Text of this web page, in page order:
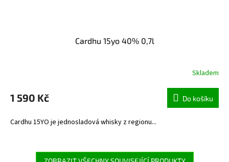
Cardhu 15yo 40% 0,7l
Skladem
1 590 Kč Do košíku
Cardhu 15YO je jednosladová whisky z regionu...